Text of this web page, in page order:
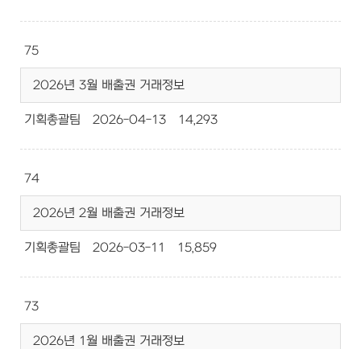
75
2026년 3월 배출권 거래정보
기획총괄팀 2026-04-13 14,293
74
2026년 2월 배출권 거래정보
기획총괄팀 2026-03-11 15,859
73
2026년 1월 배출권 거래정보